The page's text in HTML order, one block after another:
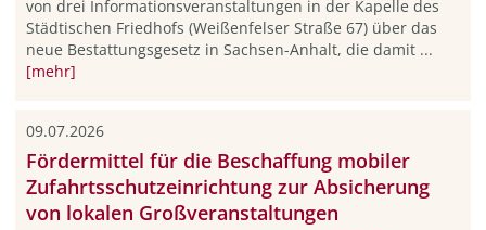
von drei Informationsveranstaltungen in der Kapelle des
Städtischen Friedhofs (Weißenfelser Straße 67) über das
neue Bestattungsgesetz in Sachsen-Anhalt, die damit ...
[mehr]
09.07.2026
Fördermittel für die Beschaffung mobiler
Zufahrtsschutzeinrichtung zur Absicherung
von lokalen Großveranstaltungen